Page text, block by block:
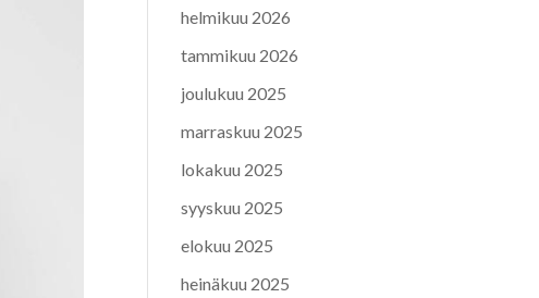
helmikuu 2026
tammikuu 2026
joulukuu 2025
marraskuu 2025
lokakuu 2025
syyskuu 2025
elokuu 2025
heinäkuu 2025